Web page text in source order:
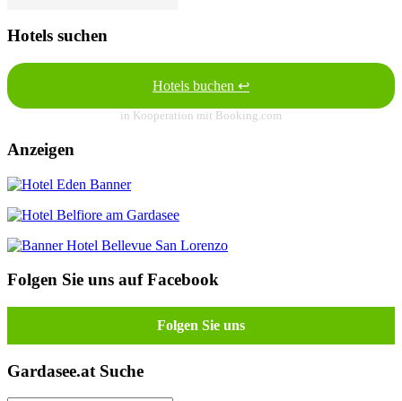
Hotels suchen
Hotels buchen ↩
in Kooperation mit Booking.com
Anzeigen
Folgen Sie uns auf Facebook
Folgen Sie uns
Gardasee.at Suche